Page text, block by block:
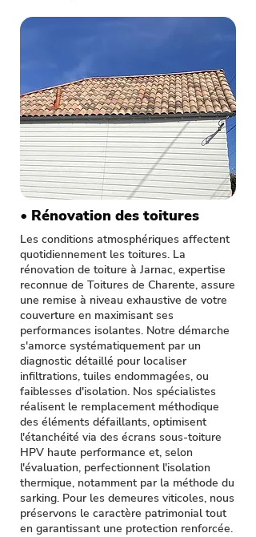
• Rénovation des toitures
Les conditions atmosphériques affectent
quotidiennement les toitures. La
rénovation de toiture à Jarnac, expertise
reconnue de Toitures de Charente, assure
une remise à niveau exhaustive de votre
couverture en maximisant ses
performances isolantes. Notre démarche
s'amorce systématiquement par un
diagnostic détaillé pour localiser
infiltrations, tuiles endommagées, ou
faiblesses d'isolation. Nos spécialistes
réalisent le remplacement méthodique
des éléments défaillants, optimisent
l'étanchéité via des écrans sous-toiture
HPV haute performance et, selon
l'évaluation, perfectionnent l'isolation
thermique, notamment par la méthode du
sarking. Pour les demeures viticoles, nous
préservons le caractère patrimonial tout
en garantissant une protection renforcée.